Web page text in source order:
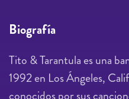
Biografía
Tito & Tarantula es una
1992 en Los Ángeles,